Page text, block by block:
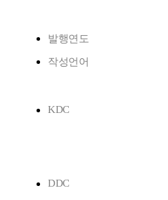
발행연도
작성언어
KDC
DDC